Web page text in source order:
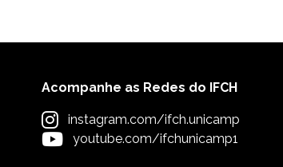
Acompanhe as Redes do IFCH
instagram.com/ifch.unicamp
youtube.com/ifchunicamp1